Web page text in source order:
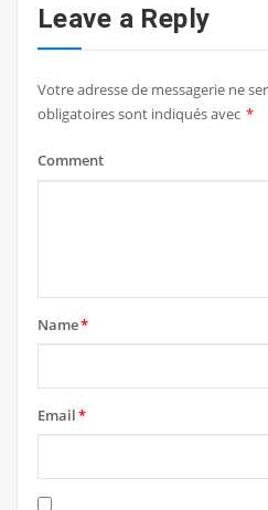
Leave a Reply
Votre adresse de messagerie ne
obligatoires sont indiqués avec *
Comment
Name*
Email*